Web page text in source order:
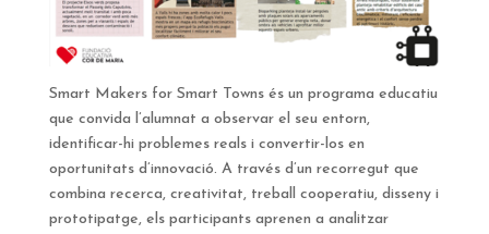
Smart Makers for Smart Towns és un programa educatiu
que convida l’alumnat a observar el seu entorn,
identificar-hi problemes reals i convertir-los en
oportunitats d’innovació. A través d’un recorregut que
combina recerca, creativitat, treball cooperatiu, disseny i
prototipatge, els participants aprenen a analitzar